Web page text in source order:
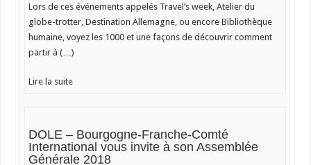
Lors de ces événements appelés Travel’s week, Atelier du
globe-trotter, Destination Allemagne, ou encore Bibliothèque
humaine, voyez les 1000 et une façons de découvrir comment
partir à (…)
Lire la suite
DOLE – Bourgogne-Franche-Comté
International vous invite à son Assemblée
Générale 2018